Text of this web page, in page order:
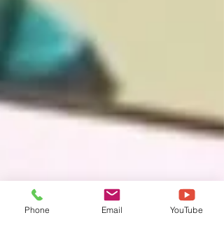
Phone Email YouTube